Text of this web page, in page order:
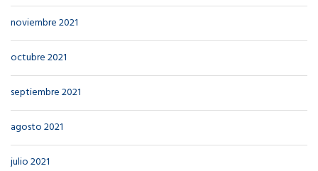
noviembre 2021
octubre 2021
septiembre 2021
agosto 2021
julio 2021